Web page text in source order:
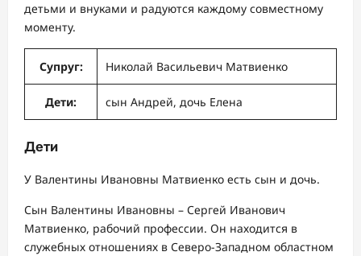
детьми и внуками и радуются каждому совместному
моменту.
Супруг: Николай Васильевич Матвиенко
Дети: сын Андрей, дочь Елена
Дети
У Валентины Ивановны Матвиенко есть сын и дочь.
Сын Валентины Ивановны – Сергей Иванович
Матвиенко, рабочий профессии. Он находится в
служебных отношениях в Северо-Западном областном